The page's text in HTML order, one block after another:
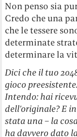
Non penso sia
Credo che una
che le tessere
determinate
determinare la
Dici che il tuo
gioco
Intendo: hai
dell’originale? E
stata una – la
ha davvero dato